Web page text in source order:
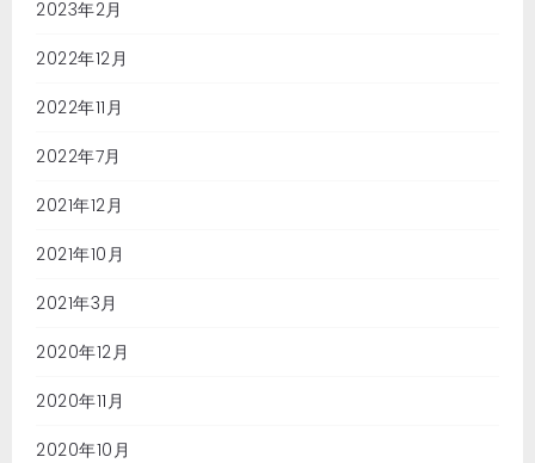
2023年2月
2022年12月
2022年11月
2022年7月
2021年12月
2021年10月
2021年3月
2020年12月
2020年11月
2020年10月